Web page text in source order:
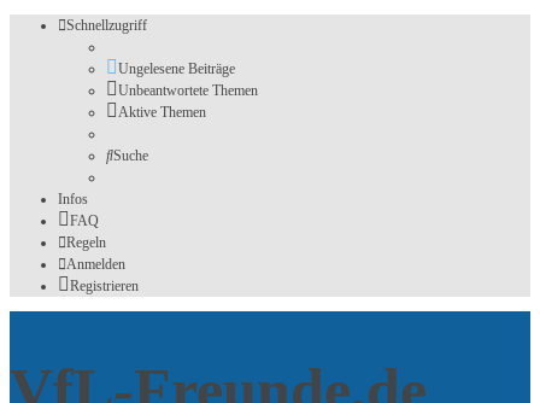
Schnellzugriff
Ungelesene Beiträge
Unbeantwortete Themen
Aktive Themen
Suche
Infos
FAQ
Regeln
Anmelden
Registrieren
VfL-Freunde.de